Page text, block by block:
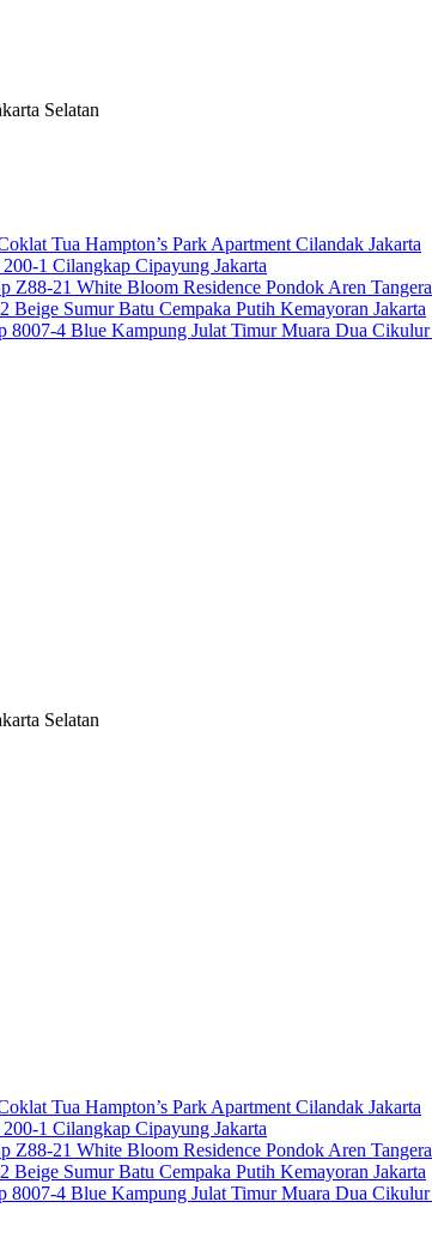
Selatan
Tua Hampton’s Park Apartment Cilandak Jakarta
1 Cilangkap Cipayung Jakarta
Z88-21 White Bloom Residence Pondok Aren
Beige Sumur Batu Cempaka Putih Kemayoran Jakarta
8007-4 Blue Kampung Julat Timur Muara Dua
Selatan
Tua Hampton’s Park Apartment Cilandak Jakarta
1 Cilangkap Cipayung Jakarta
Z88-21 White Bloom Residence Pondok Aren
Beige Sumur Batu Cempaka Putih Kemayoran Jakarta
8007-4 Blue Kampung Julat Timur Muara Dua